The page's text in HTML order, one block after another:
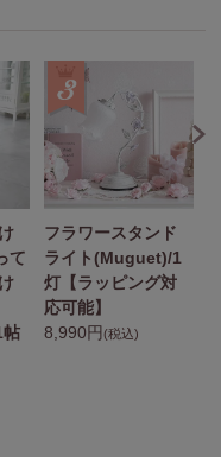
て
帖
フラワースタンド
ライト(Muguet)/1
灯【ラッピング対
応可能】
8,990円(税込)